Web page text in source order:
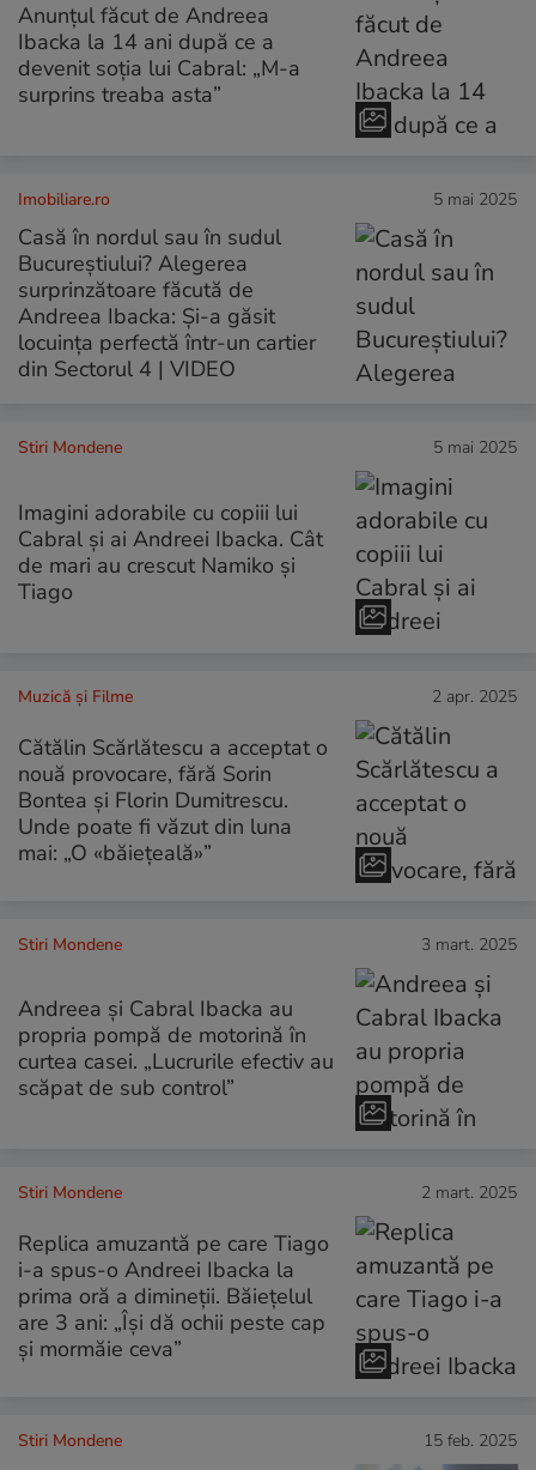
Anunțul făcut de Andreea
Ibacka la 14 ani după ce a
devenit soția lui Cabral: „M-a
surprins treaba asta”
Imobiliare.ro 5 mai 2025
Casă în nordul sau în sudul
Bucureștiului? Alegerea
surprinzătoare făcută de
Andreea Ibacka: Și-a găsit
locuința perfectă într-un cartier
din Sectorul 4 | VIDEO
Stiri Mondene 5 mai 2025
Imagini adorabile cu copiii lui
Cabral și ai Andreei Ibacka. Cât
de mari au crescut Namiko și
Tiago
Muzică și Filme 2 apr. 2025
Cătălin Scărlătescu a acceptat o
nouă provocare, fără Sorin
Bontea și Florin Dumitrescu.
Unde poate fi văzut din luna
mai: „O «băiețeală»”
Stiri Mondene 3 mart. 2025
Andreea și Cabral Ibacka au
propria pompă de motorină în
curtea casei. „Lucrurile efectiv au
scăpat de sub control”
Stiri Mondene 2 mart. 2025
Replica amuzantă pe care Tiago
i-a spus-o Andreei Ibacka la
prima oră a dimineții. Băiețelul
are 3 ani: „Își dă ochii peste cap
și mormăie ceva”
Stiri Mondene 15 feb. 2025